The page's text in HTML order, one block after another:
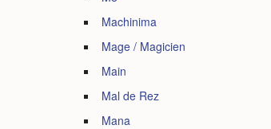
Machinima
Mage / Magicien
Main
Mal de Rez
Mana